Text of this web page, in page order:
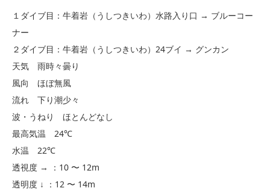
１ダイブ目：牛着岩（うしつきいわ）水路入り口 → ブルーコー
ナー
２ダイブ目：牛着岩（うしつきいわ）24ブイ → グンカン
天気 雨時々曇り
風向 ほぼ無風
流れ 下り潮少々
波・うねり ほとんどなし
最高気温 24℃
水温 22℃
透視度 → ：10 〜 12m
透明度 ↓ ：12 〜 14m